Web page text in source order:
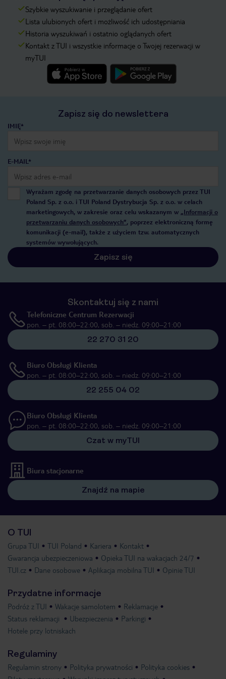
Szybkie wyszukiwanie i przeglądanie ofert
Lista ulubionych ofert i możliwość ich udostępniania
Historia wyszukiwań i ostatnio oglądanych ofert
Kontakt z TUI i wszystkie informacje o Twojej rezerwacji w
myTUI
Zapisz się do newslettera
IMIĘ*
E-MAIL*
Wyrażam zgodę na przetwarzanie danych osobowych przez TUI
Poland Sp. z o.o. i TUI Poland Dystrybucja Sp. z o.o. w celach
marketingowych, w zakresie oraz celu wskazanym w „Informacji o
przetwarzaniu danych osobowych”, poprzez elektroniczną formę
komunikacji (e-mail), także z użyciem tzw. automatycznych
systemów wywołujących.
Zapisz się
Skontaktuj się z nami
Telefoniczne Centrum Rezerwacji
pon. – pt. 08:00–22:00, sob. – niedz. 09:00–21:00
22 270 31 20
Biuro Obsługi Klienta
pon. – pt. 08:00–22:00, sob. – niedz. 09:00–21:00
22 255 04 02
Biuro Obsługi Klienta
pon. – pt. 08:00–22:00, sob. – niedz. 09:00–21:00
Czat w myTUI
Biura stacjonarne
Znajdź na mapie
O TUI
Grupa TUI TUI Poland Kariera
Kontakt
Gwarancja ubezpieczeniowa
Opieka TUI na wakacjach 24/7
TUI.cz
Dane osobowe Aplikacja mobilna TUI Opinie TUI
Przydatne informacje
Podróż z TUI Wakacje samolotem
Reklamacje
Status reklamacji
Ubezpieczenia
Parkingi
Hotele przy lotniskach
Regulaminy
Regulamin strony Polityka prywatności
Polityka cookies